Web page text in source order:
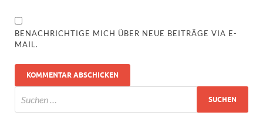
BENACHRICHTIGE MICH ÜBER NEUE BEITRÄGE VIA E-
MAIL.